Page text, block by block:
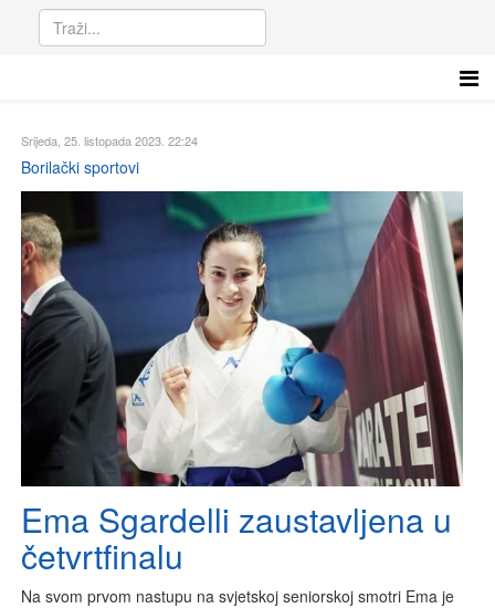
Srijeda, 25. listopada 2023. 22:24
Borilački sportovi
Ema Sgardelli zaustavljena u
četvrtfinalu
Na svom prvom nastupu na svjetskoj seniorskoj smotri Ema je